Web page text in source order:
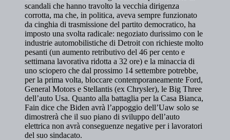
scandali che hanno travolto la vecchia dirigenza
corrotta, ma che, in politica, aveva sempre funzionato
da cinghia di trasmissione del partito democratico, ha
imposto una svolta radicale: negoziato durissimo con le
industrie automobilistiche di Detroit con richieste molto
pesanti (un aumento retributivo del 46 per cento e
settimana lavorativa ridotta a 32 ore) e la minaccia di
uno sciopero che dal prossimo 14 settembre potrebbe,
per la prima volta, bloccare contemporaneamente Ford,
General Motors e Stellantis (ex Chrysler), le Big Three
dell’auto Usa. Quanto alla battaglia per la Casa Bianca,
Fain dice che Biden avrà l’appoggio dell’Uaw solo se
dimostrerà che il suo piano di sviluppo dell’auto
elettrica non avrà conseguenze negative per i lavoratori
del suo sindacato.